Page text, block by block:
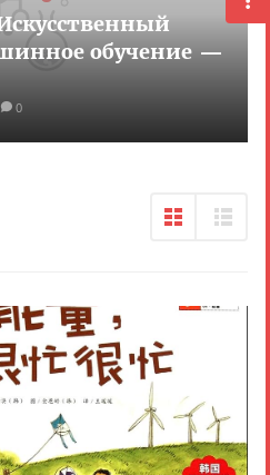
обучение —
0